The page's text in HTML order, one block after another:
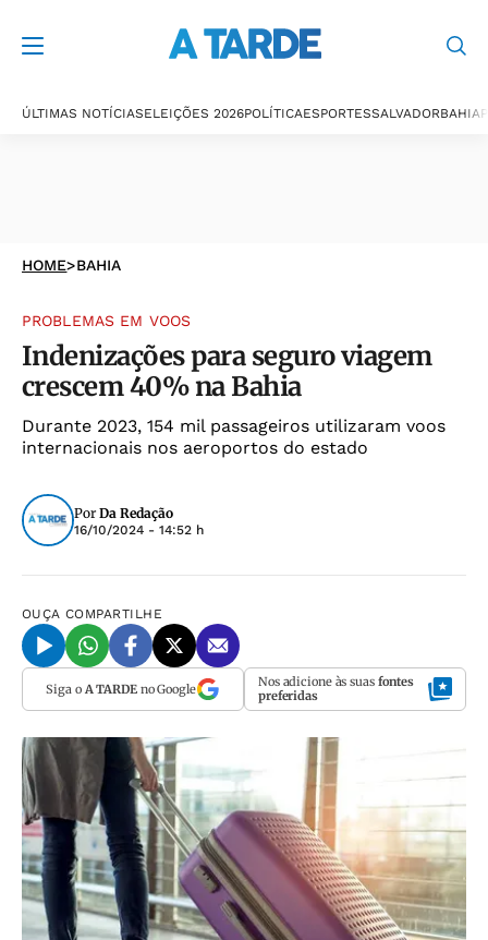
ÚLTIMAS NOTÍCIASELEIÇÕES 2026POLÍTICAESPORTESSALVADORBAHIA
HOME>BAHIA
PROBLEMAS EM VOOS
Indenizações para seguro viagem
crescem 40% na Bahia
Durante 2023, 154 mil passageiros utilizaram voos
internacionais nos aeroportos do estado
Por Da Redação
16/10/2024 - 14:52 h
OUÇA COMPARTILHE
Siga o A TARDEno Google Nos adicione às suas fontes
preferidas